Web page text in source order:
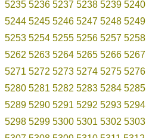
5235 5236 5237 5238 5239 5240
5244 5245 5246 5247 5248 5249
5253 5254 5255 5256 5257 5258
5262 5263 5264 5265 5266 5267
5271 5272 5273 5274 5275 5276
5280 5281 5282 5283 5284 5285
5289 5290 5291 5292 5293 5294
5298 5299 5300 5301 5302 5303